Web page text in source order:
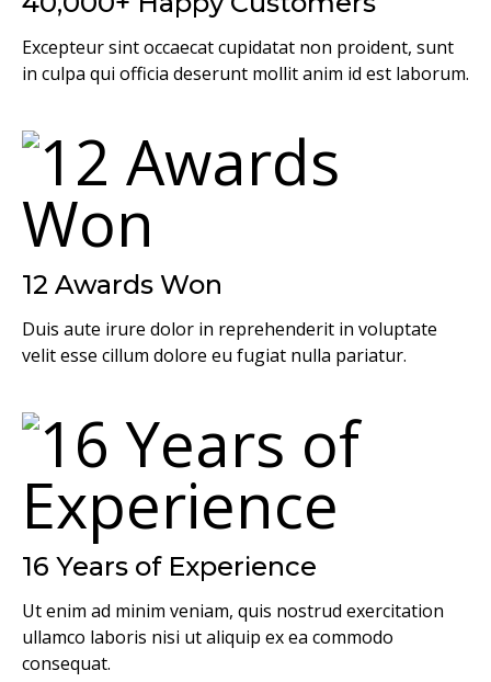
Excepteur sint occaecat cupidatat non proident, sunt
in culpa qui officia deserunt mollit anim id est laborum.
12 Awards Won
Duis aute irure dolor in reprehenderit in voluptate
velit esse cillum dolore eu fugiat nulla pariatur.
16 Years of Experience
Ut enim ad minim veniam, quis nostrud exercitation
ullamco laboris nisi ut aliquip ex ea commodo
consequat.